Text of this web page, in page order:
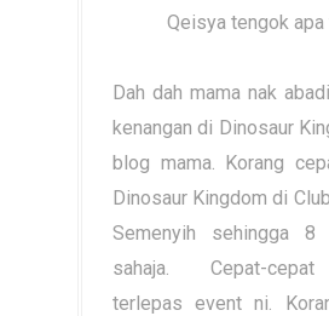
Qeisya tengok apa
Dah dah mama nak
kenangan di Dinosaur
blog mama. Korang
Dinosaur Kingdom di
Semenyih sehingga 8
sahaja. Cepat-
terlepas event ni.